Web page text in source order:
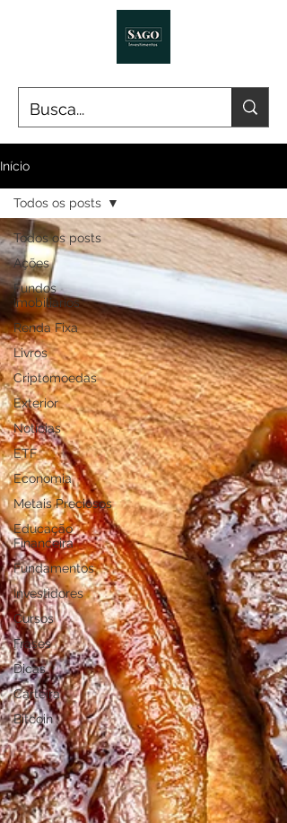
Início
Todos os posts
Ações
Fundos
Imobiliários
Renda Fixa
Livros
Criptomoedas
Exterior
Notícias
ETF
Economia
Metais Preciosos
Educação
Financeira
Fundamentos
Investidores
Cursos
Frases
Dicas
Carteira
Bitcoin
Todos os posts